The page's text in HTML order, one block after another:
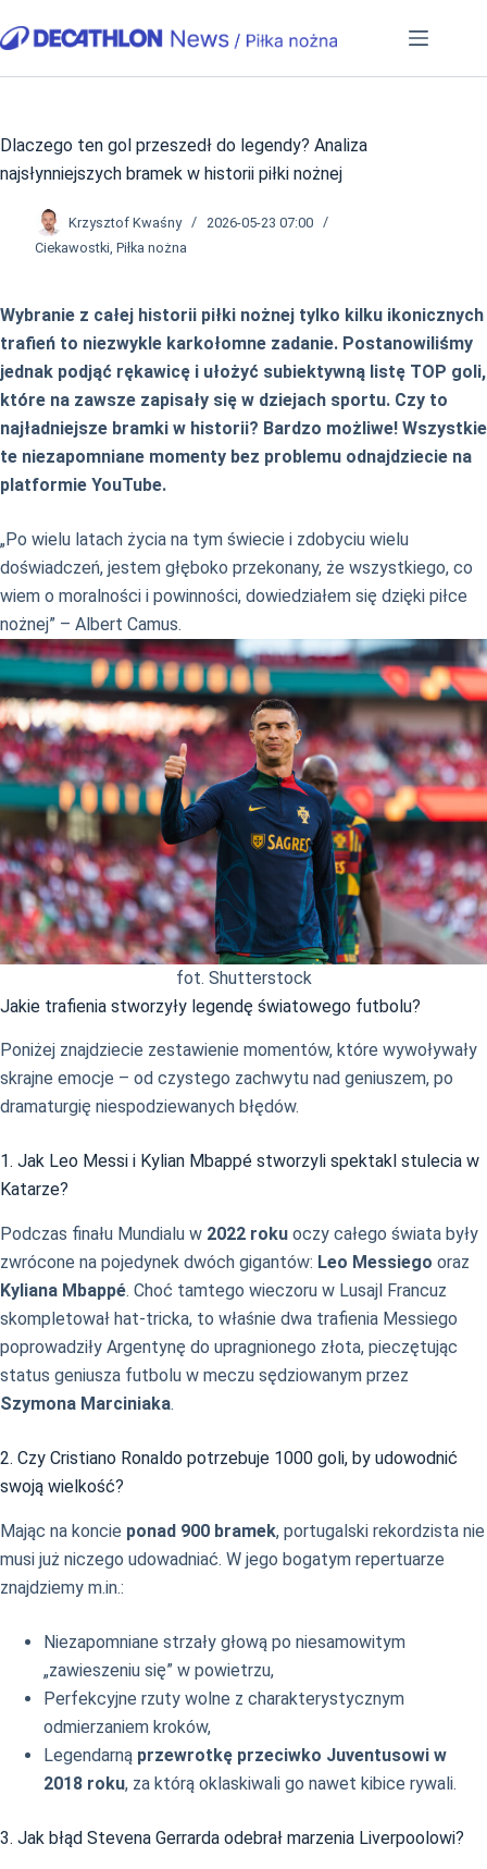
do
Dlaczego ten gol przeszedł do legendy? Analiza
najsłynniejszych bramek w historii piłki nożnej
Krzysztof Kwaśny
2026-05-23 07:00
Ciekawostki, Piłka nożna
Wybranie z całej historii piłki nożnej tylko kilku ikonicznych
trafień to niezwykle karkołomne zadanie. Postanowiliśmy
jednak podjąć rękawicę i ułożyć subiektywną listę TOP goli,
które na zawsze zapisały się w dziejach sportu. Czy to
najładniejsze bramki w historii? Bardzo możliwe! Wszystkie
te niezapomniane momenty bez problemu odnajdziecie na
platformie YouTube.
„Po wielu latach życia na tym świecie i zdobyciu wielu
doświadczeń, jestem głęboko przekonany, że wszystkiego, co
wiem o moralności i powinności, dowiedziałem się dzięki piłce
nożnej” – Albert Camus.
fot. Shutterstock
Jakie trafienia stworzyły legendę światowego futbolu?
Poniżej znajdziecie zestawienie momentów, które wywoływały
skrajne emocje – od czystego zachwytu nad geniuszem, po
dramaturgię niespodziewanych błędów.
1. Jak Leo Messi i Kylian Mbappé stworzyli spektakl stulecia w
Katarze?
Podczas finału Mundialu w 2022 roku oczy całego świata były
zwrócone na pojedynek dwóch gigantów: Leo Messiego oraz
Kyliana Mbappé. Choć tamtego wieczoru w Lusajl Francuz
skompletował hat-tricka, to właśnie dwa trafienia Messiego
poprowadziły Argentynę do upragnionego złota, pieczętując
status geniusza futbolu w meczu sędziowanym przez
Szymona Marciniaka.
2. Czy Cristiano Ronaldo potrzebuje 1000 goli, by udowodnić
swoją wielkość?
Mając na koncie ponad 900 bramek, portugalski rekordzista nie
musi już niczego udowadniać. W jego bogatym repertuarze
znajdziemy m.in.:
Niezapomniane strzały głową po niesamowitym
„zawieszeniu się” w powietrzu,
Perfekcyjne rzuty wolne z charakterystycznym
odmierzaniem kroków,
Legendarną przewrotkę przeciwko Juventusowi w
2018 roku, za którą oklaskiwali go nawet kibice rywali.
3. Jak błąd Stevena Gerrarda odebrał marzenia Liverpoolowi?